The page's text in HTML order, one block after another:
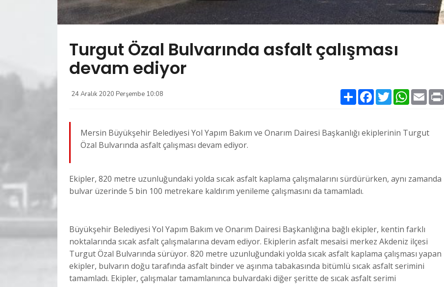
Turgut Özal Bulvarında asfalt çalışması
devam ediyor
24 Aralık 2020 Perşembe 10:08 PaylaşFacebookTwitterWhatsApp
Email
Mersin Büyükşehir Belediyesi Yol Yapım Bakım ve Onarım Dairesi Başkanlığı ekiplerinin Turgut
Özal Bulvarında asfalt çalışması devam ediyor.
Ekipler, 820 metre uzunluğundaki yolda sıcak asfalt kaplama çalışmalarını sürdürürken, aynı zamanda
bulvar üzerinde 5 bin 100 metrekare kaldırım yenileme çalışmasını da tamamladı.
Büyükşehir Belediyesi Yol Yapım Bakım ve Onarım Dairesi Başkanlığına bağlı ekipler, kentin farklı
noktalarında sıcak asfalt çalışmalarına devam ediyor. Ekiplerin asfalt mesaisi merkez Akdeniz ilçesi
Turgut Özal Bulvarında sürüyor. 820 metre uzunluğundaki yolda sıcak asfalt kaplama çalışması yapan
ekipler, bulvarın doğu tarafında asfalt binder ve aşınma tabakasında bitümlü sıcak asfalt serimini
tamamladı. Ekipler, çalışmalar tamamlanınca bulvardaki diğer şeritte de sıcak asfalt serimi